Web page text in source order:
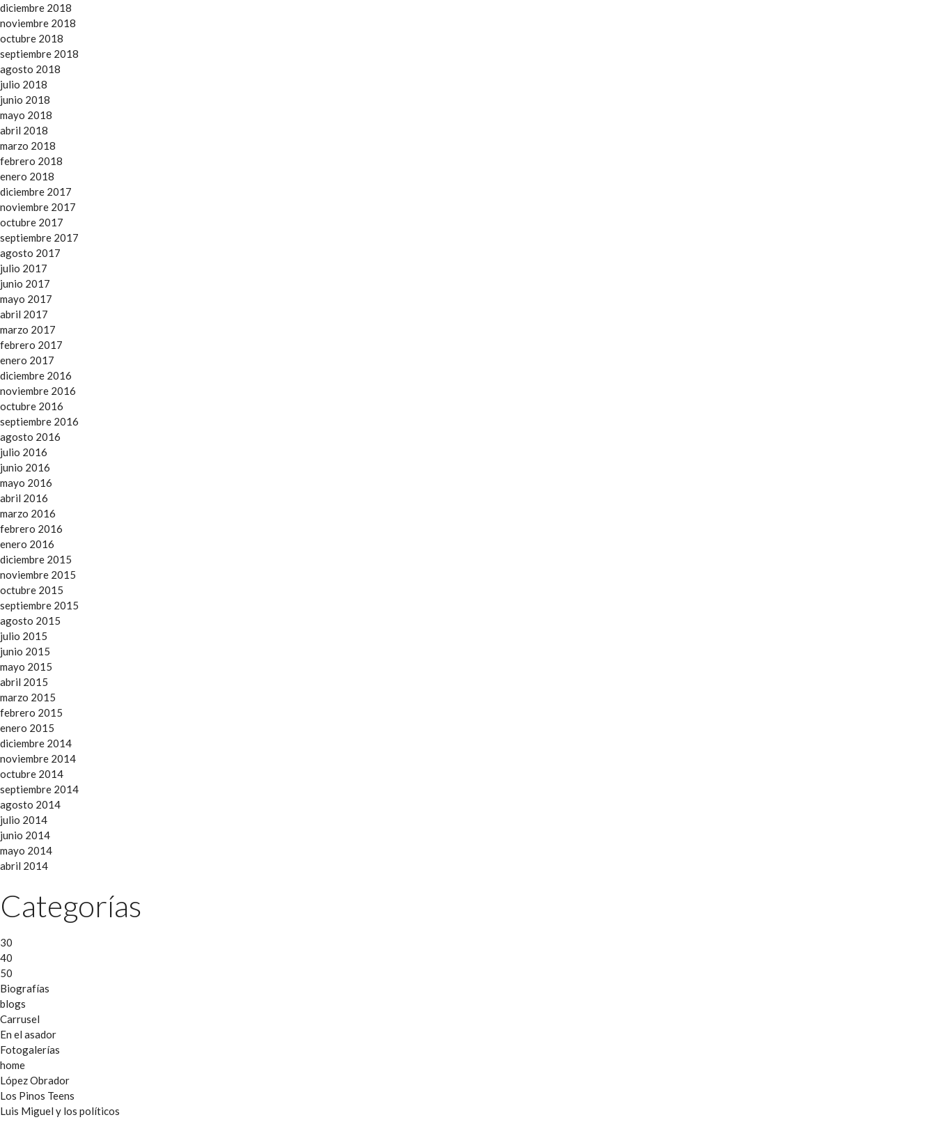
diciembre 2018
noviembre 2018
octubre 2018
septiembre 2018
agosto 2018
julio 2018
junio 2018
mayo 2018
abril 2018
marzo 2018
febrero 2018
enero 2018
diciembre 2017
noviembre 2017
octubre 2017
septiembre 2017
agosto 2017
julio 2017
junio 2017
mayo 2017
abril 2017
marzo 2017
febrero 2017
enero 2017
diciembre 2016
noviembre 2016
octubre 2016
septiembre 2016
agosto 2016
julio 2016
junio 2016
mayo 2016
abril 2016
marzo 2016
febrero 2016
enero 2016
diciembre 2015
noviembre 2015
octubre 2015
septiembre 2015
agosto 2015
julio 2015
junio 2015
mayo 2015
abril 2015
marzo 2015
febrero 2015
enero 2015
diciembre 2014
noviembre 2014
octubre 2014
septiembre 2014
agosto 2014
julio 2014
junio 2014
mayo 2014
abril 2014
Categorías
30
40
50
Biografías
blogs
Carrusel
En el asador
Fotogalerías
home
López Obrador
Los Pinos Teens
Luis Miguel y los políticos